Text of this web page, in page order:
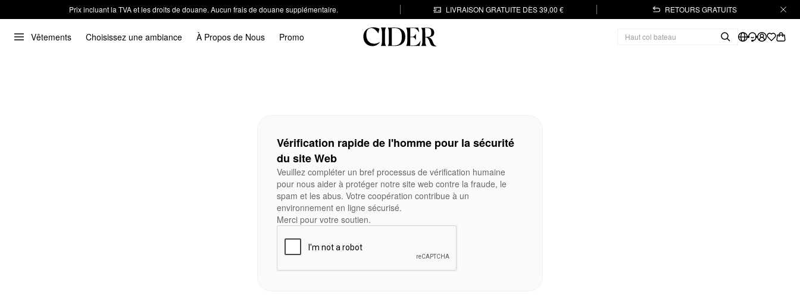
Prix incluant la TVA et les droits de douane. Aucun frais de douane supplémentaire. LIVRAISON GRATUITE DÈS 39,00 € RETOURS GRATUITS
Vêtements Choisissez une ambiance À Propos de Nous Promo
Vérification rapide de l'homme pour la sécurité
du site Web
Veuillez compléter un bref processus de vérification humaine
pour nous aider à protéger notre site web contre la fraude, le
spam et les abus. Votre coopération contribue à un
environnement en ligne sécurisé.
Merci pour votre soutien.